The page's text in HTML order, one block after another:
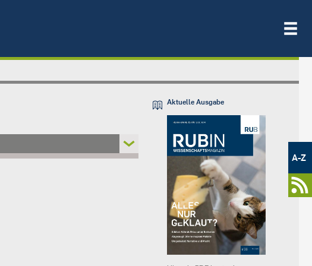
Metamenü
-
Newsportal
A-Z
Aktuelle Ausgabe